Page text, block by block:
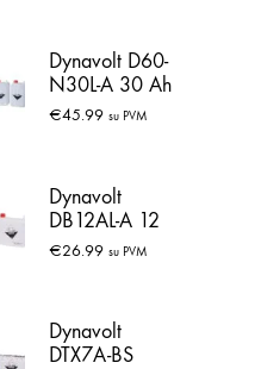
Dynavolt D60-
N30L-A 30 Ah
€45.99 su PVM
Dynavolt
DB12AL-A 12
Ah
€26.99 su PVM
Dynavolt
DTX7A-BS